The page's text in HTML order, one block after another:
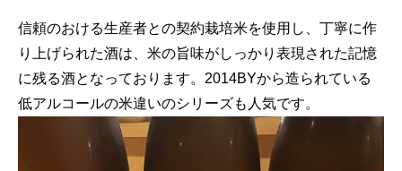
信頼のおける生産者との契約栽培米を使用し、丁寧に作
り上げられた酒は、米の旨味がしっかり表現された記憶
に残る酒となっております。2014BYから造られている
低アルコールの米違いのシリーズも人気です。